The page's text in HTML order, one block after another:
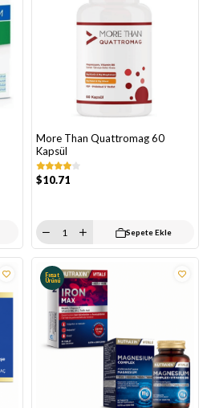
More Than Quattromag 60
Kapsül
$10.71
Sepete Ekle
Fırsat
Ürünü